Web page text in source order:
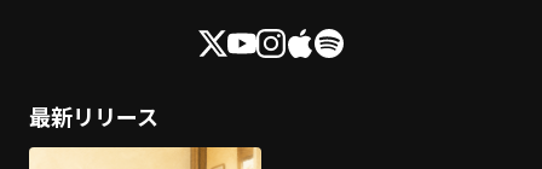
最新リリース